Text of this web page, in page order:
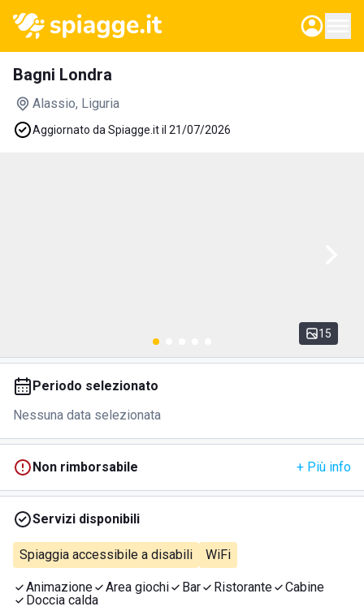
Bagni Londra
Alassio, Liguria
Aggiornato da Spiagge.it il 21/07/2026
15
Periodo selezionato
Nessuna data selezionata
Non rimborsabile + Più info
Servizi disponibili
Spiaggia accessibile a disabili WiFi
Animazione Area giochi Bar Ristorante
Cabine
Doccia calda